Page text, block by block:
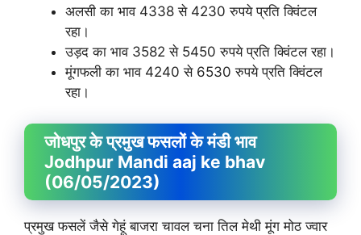
अलसी का भाव 4338 से 4230 रुपये प्रति क्विंटल
रहा।
उड़द का भाव 3582 से 5450 रुपये प्रति क्विंटल रहा।
मूंगफली का भाव 4240 से 6530 रुपये प्रति क्विंटल
रहा।
जोधपुर के प्रमुख फसलों के मंडी भाव
Jodhpur Mandi aaj ke bhav
(06/05/2023)
प्रमुख फसलें जैसे गेहूं बाजरा चावल चना तिल मेथी मूंग मोठ ज्वार